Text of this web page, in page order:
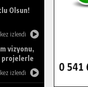
Olsun!
izlendi
vizyonu,
projelerle
izlendi